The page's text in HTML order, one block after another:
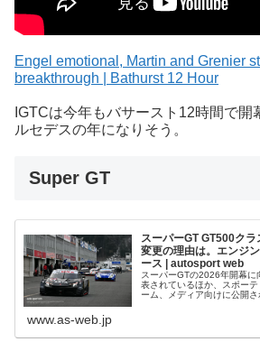
Engel emotional, Martin and Grenier
breakthrough | Bathurst 12 Hour
IGTCは今年もバサースト12時間で開
ルセデスの年になりそう。
Super GT
スーパーGT GT500ク
変更の理由は。エンジ
ース | autosport web
スーパーGTの2026年開幕に
表されているほか、スポー
ーム、メディア向けに公開
www.as-web.jp